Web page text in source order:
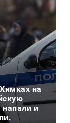
на
и